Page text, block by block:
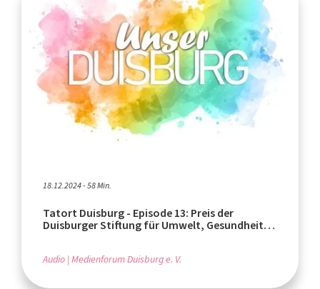
18.12.2024 - 58 Min.
Tatort Duisburg - Episode 13: Preis der
Duisburger Stiftung für Umwelt, Gesundheit
Audio Medienforum Duisburg e. V.